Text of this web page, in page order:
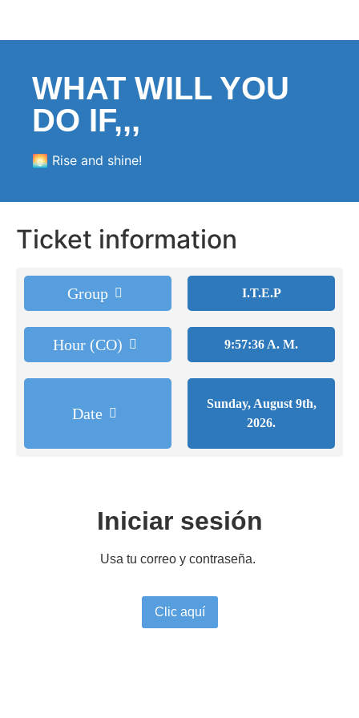
WHAT WILL YOU
DO IF,,,
🌅 Rise and shine!
Ticket information
Group
Hour (CO)
Date
I.T.E.P
9:57:36 A. M.
Sunday, August 9th,
2026.
Iniciar sesión
Usa tu correo y contraseña.
Clic aquí